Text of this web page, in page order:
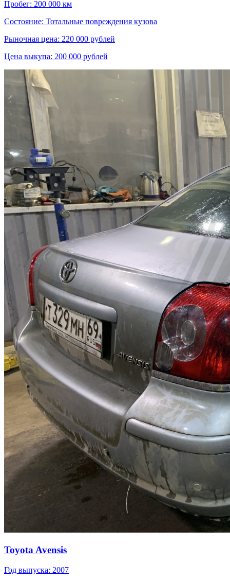
Пробег: 200 000 км
Состояние: Тотальные повреждения кузова
Рыночная цена: 220 000 рублей
Цена выкупа: 200 000 рублей
Toyota Avensis
Год выпуска: 2007